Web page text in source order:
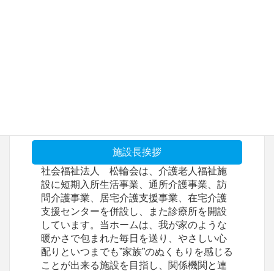
施設長挨拶
社会福祉法人 松輪会は、介護老人福祉施
設に短期入所生活事業、通所介護事業、訪
問介護事業、居宅介護支援事業、在宅介護
支援センターを併設し、また診療所を開設
しています。当ホームは、我が家のような
暖かさで包まれた毎日を送り、やさしい心
配りといつまでも”家族”のぬくもりを感じる
ことが出来る施設を目指し、関係機関と連